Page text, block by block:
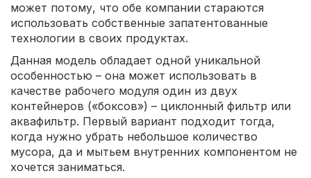
может потому, что обе компании стараются
использовать собственные запатентованные
технологии в своих продуктах.
Данная модель обладает одной уникальной
особенностью – она может использовать в
качестве рабочего модуля один из двух
контейнеров («боксов») – циклонный фильтр или
аквафильтр. Первый вариант подходит тогда,
когда нужно убрать небольшое количество
мусора, да и мытьем внутренних компонентом не
хочется заниматься.